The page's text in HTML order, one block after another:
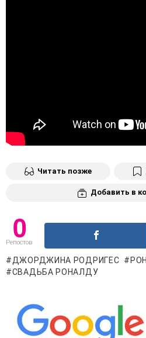
Читать позже
Добавить в
0
Репостов
ДЖОРДЖИНА РОДРИГЕС
СВАДЬБА РОНАЛДУ